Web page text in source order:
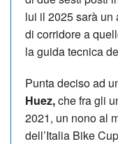
lui il 2025 sarà un
di corridore a
la guida tecnica
Punta deciso ad
Huez,che fra gli
2021, un nono al
dell’Italia Bike